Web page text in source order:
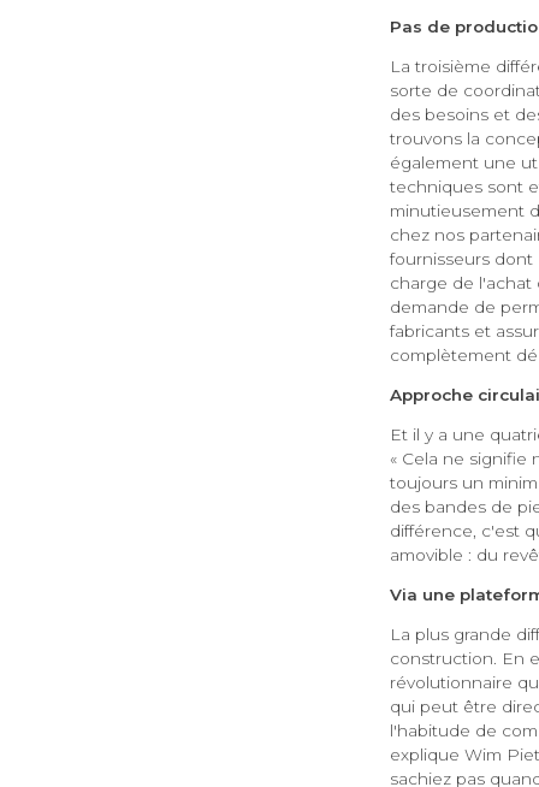
Pas de
La troisième
sorte de
des besoins et
trouvons la
également une
techniques sont
minutieusement
chez nos
fournisseurs dont
charge de l'achat
demande de
fabricants et
complètement
Approche
Et il y a une
« Cela ne signifie
toujours un
des bandes de
différence, c'est
amovible : du
Via une
La plus grande
construction. En
révolutionnaire
qui peut être
l'habitude de
explique Wim
sachiez pas